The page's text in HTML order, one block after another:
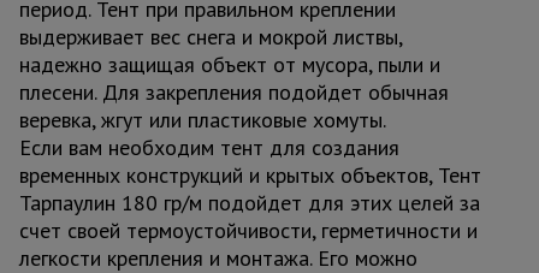
период. Тент при правильном креплении
выдерживает вес снега и мокрой листвы,
надежно защищая объект от мусора, пыли и
плесени. Для закрепления подойдет обычная
веревка, жгут или пластиковые хомуты.
Если вам необходим тент для создания
временных конструкций и крытых объектов, Тент
Тарпаулин 180 гр/м подойдет для этих целей за
счет своей термоустойчивости, герметичности и
легкости крепления и монтажа. Его можно